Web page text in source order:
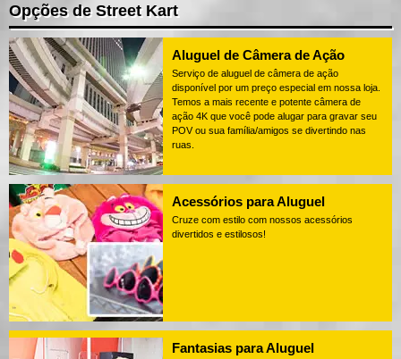
Opções de Street Kart
Aluguel de Câmera de Ação
Serviço de aluguel de câmera de ação
disponível por um preço especial em nossa loja.
Temos a mais recente e potente câmera de
ação 4K que você pode alugar para gravar seu
POV ou sua família/amigos se divertindo nas
ruas.
Acessórios para Aluguel
Cruze com estilo com nossos acessórios
divertidos e estilosos!
Fantasias para Aluguel